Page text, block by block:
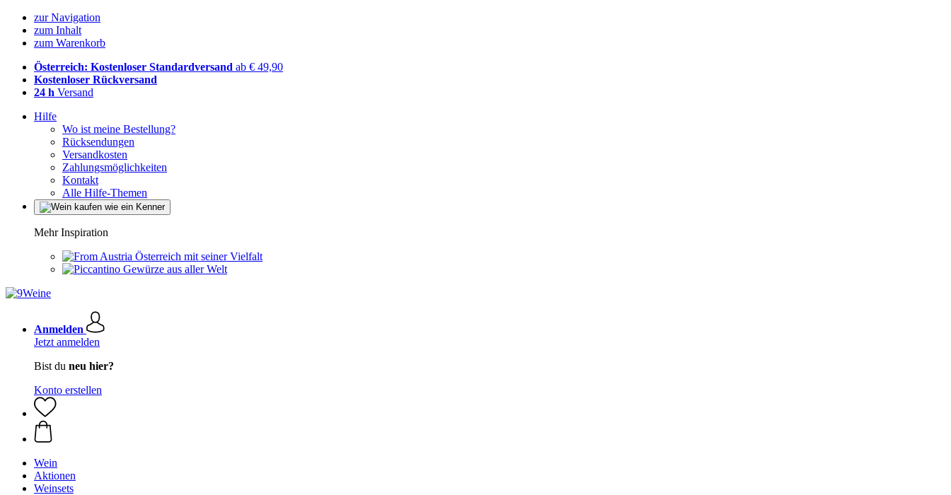
zur Navigation
zum Inhalt
zum Warenkorb
Österreich: Kostenloser Standardversand ab € 49,90
Kostenloser Rückversand
24 h Versand
Hilfe
Wo ist meine Bestellung?
Rücksendungen
Versandkosten
Zahlungsmöglichkeiten
Kontakt
Alle Hilfe-Themen
Mehr Inspiration
Österreich mit seiner Vielfalt
Gewürze aus aller Welt
Anmelden
Jetzt anmelden
Bist du neu hier?
Konto erstellen
Wein
Aktionen
Weinsets